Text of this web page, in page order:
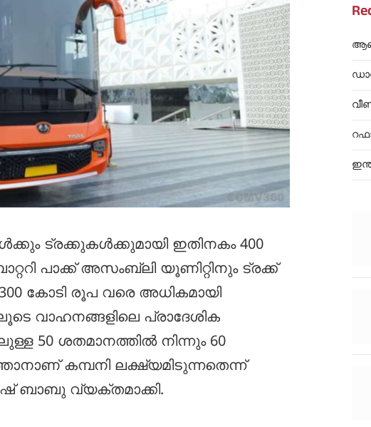
ട്രക്കുകൾക്കുമായി ഇതിനകം 400
പാക്ക് അസംബ്ലി യൂണിറ്റിനും ട്രക്ക്
കോടി രൂപ വരെ അധികമായി
വാഹനങ്ങളിലെ പ്രാദേശിക
50 ശതമാനത്തിൽ നിന്നും 60
കമ്പനി ലക്ഷ്യമിടുന്നതെന്ന്
ബാബു വ്യക്തമാക്കി.